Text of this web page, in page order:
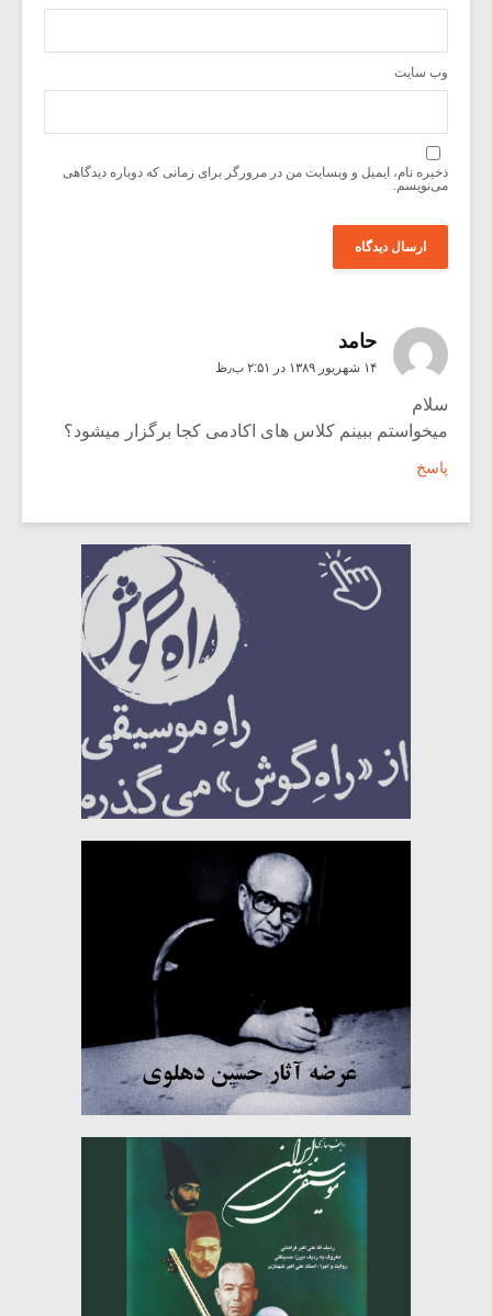
وب‌ سایت
ذخیره نام، ایمیل و وبسایت من در مرورگر برای زمانی که دوباره دیدگاهی
می‌نویسم.
حامد
۱۴ شهریور ۱۳۸۹ در ۲:۵۱ ب٫ظ
سلام
میخواستم ببینم کلاس های اکادمی کجا برگزار میشود؟
پاسخ